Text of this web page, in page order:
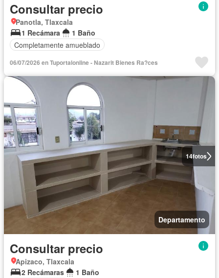
Consultar precio
Panotla, Tlaxcala
1 Recámara
1 Baño
Completamente amueblado
06/07/2026 en Tuportalonline - Nazarit Bienes Ra?ces
14fotos
Departamento
Consultar precio
Apizaco, Tlaxcala
2 Recámaras
1 Baño